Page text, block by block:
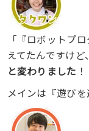
「『ロボットプ
えてたんですけ
と変わりました ！
メインは『遊び